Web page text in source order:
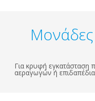
Για κρυφή
αεραγωγών ή